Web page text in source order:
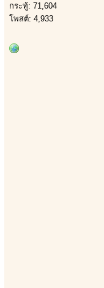
กระทู้: 71,604
โพสต์: 4,933